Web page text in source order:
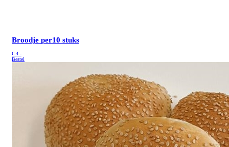
Broodje per10 stuks
€ 4.-
Bestel